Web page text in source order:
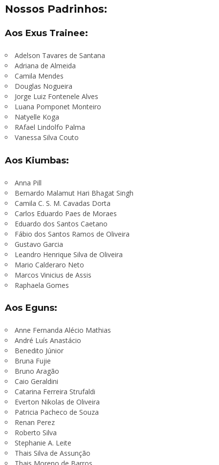
Nossos Padrinhos:
Aos Exus Trainee:
Adelson Tavares de Santana
Adriana de Almeida
Camila Mendes
Douglas Nogueira
Jorge Luiz Fontenele Alves
Luana Pomponet Monteiro
Natyelle Koga
RAfael Lindolfo Palma
Vanessa Silva Couto
Aos Kiumbas:
Anna Pill
Bernardo Malamut Hari Bhagat Singh
Camila C. S. M. Cavadas Dorta
Carlos Eduardo Paes de Moraes
Eduardo dos Santos Caetano
Fábio dos Santos Ramos de Oliveira
Gustavo Garcia
Leandro Henrique Silva de Oliveira
Mario Calderaro Neto
Marcos Vinicius de Assis
Raphaela Gomes
Aos Eguns:
Anne Fernanda Alécio Mathias
André Luís Anastácio
Benedito Júnior
Bruna Fujie
Bruno Aragão
Caio Geraldini
Catarina Ferreira Strufaldi
Everton Nikolas de Oliveira
Patricia Pacheco de Souza
Renan Perez
Roberto Silva
Stephanie A. Leite
Thais Silva de Assunção